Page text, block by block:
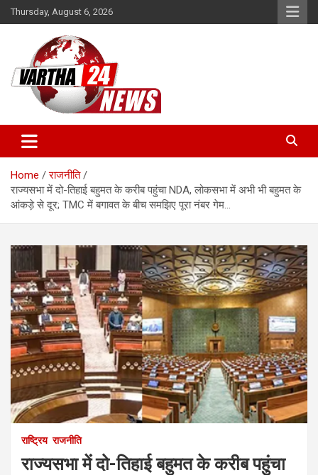
Skip
to
Thursday, August 6, 2026
Vartha 24
Home
राजनीति
राज्यसभा में दो-तिहाई बहुमत के करीब पहुंचा NDA, लोकसभा में अभी भी बहुमत के
आंकड़े से दूर; TMC में बगावत के बीच समझिए पूरा नंबर गेम…
राष्ट्रिय राजनीति
राज्यसभा में दो-तिहाई बहुमत के करीब पहुंचा